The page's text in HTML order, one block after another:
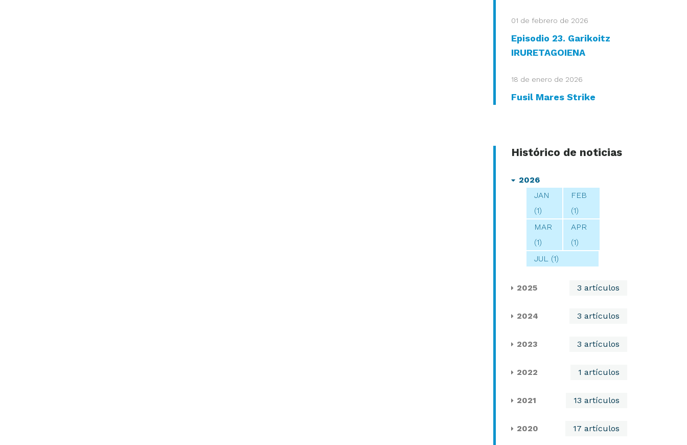
01 de febrero de 2026
Episodio 23. Garikoitz
IRURETAGOIENA
18 de enero de 2026
Fusil Mares Strike
Histórico de noticias
2026
JAN
(1)
FEB
(1)
MAR
(1)
APR
(1)
JUL (1)
2025 3 artículos
2024 3 artículos
2023 3 artículos
2022 1 artículos
2021 13 artículos
2020 17 artículos